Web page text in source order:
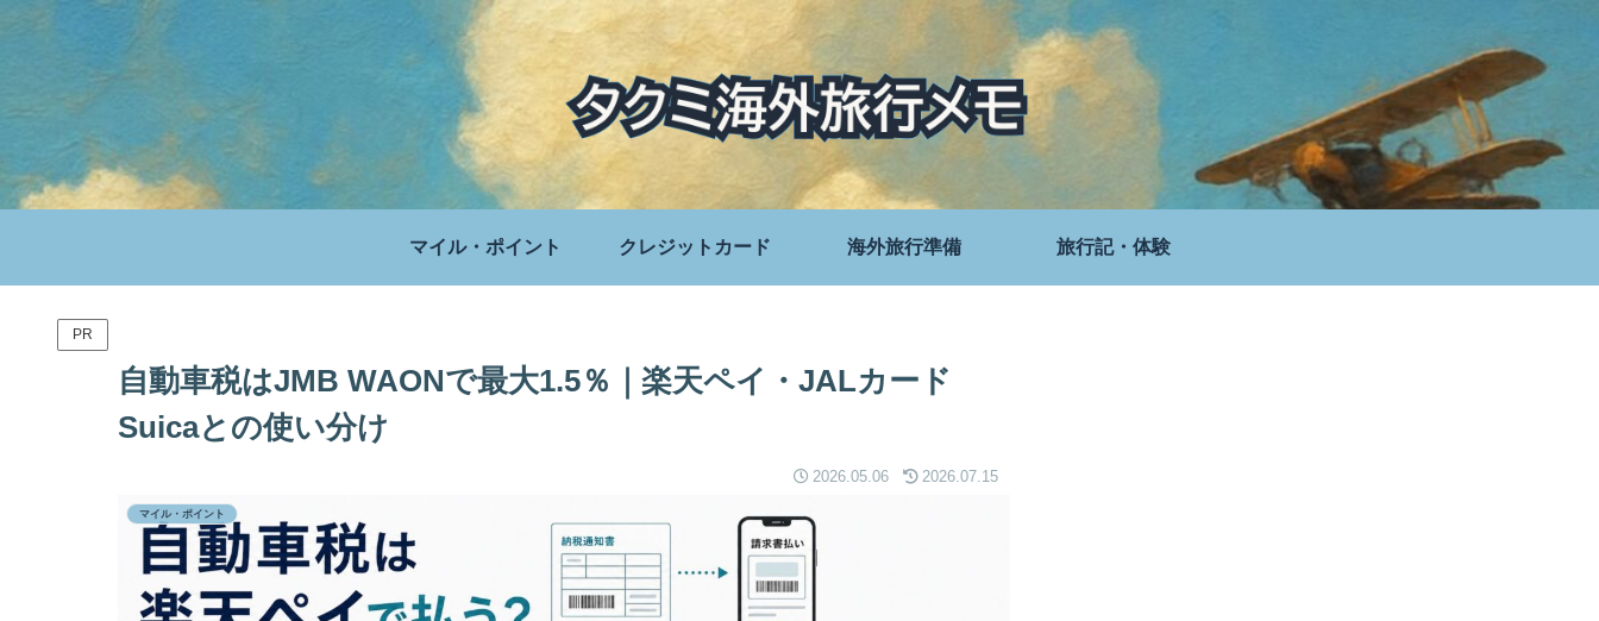
マイル・ポイント クレジットカード 海外旅行準備 旅行記・体験
PR
自動車税はJMB WAONで最大1.5％｜楽天ペイ・JALカード
Suicaとの使い分け
2026.05.06 2026.07.15
マイル・ポイント